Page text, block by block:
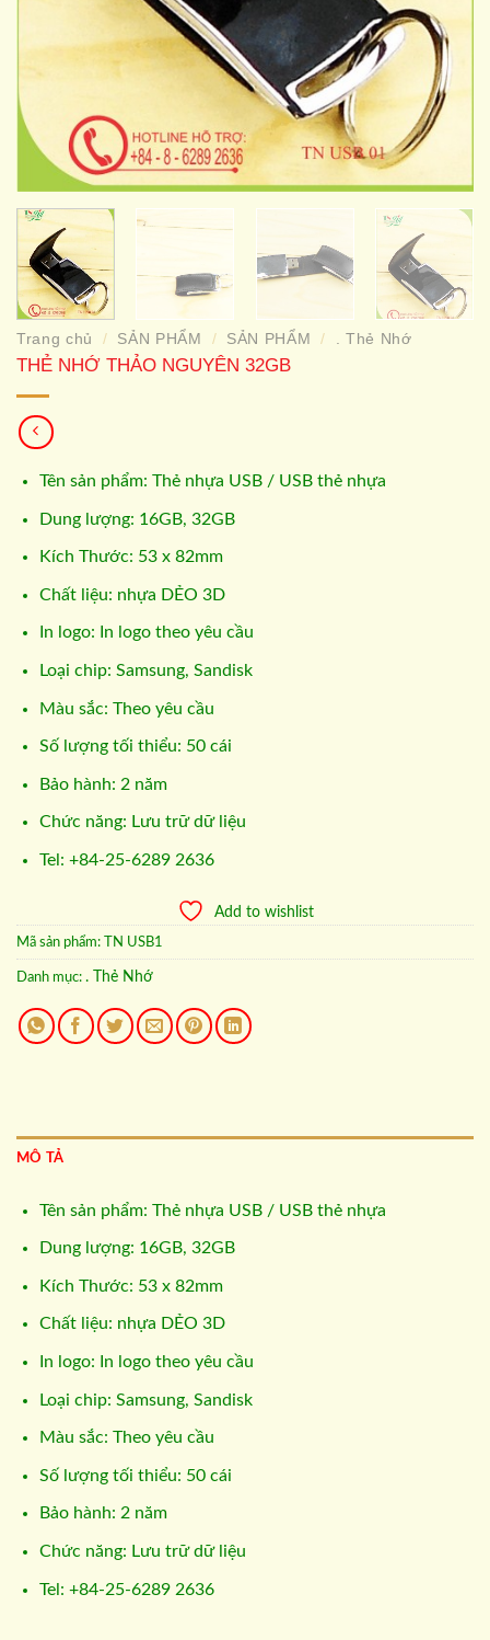
Trang chủ / SẢN PHẨM / SẢN PHẨM / . Thẻ Nhớ
THẺ NHỚ THẢO NGUYÊN 32GB
Tên sản phẩm: Thẻ nhựa USB / USB thẻ nhựa
Dung lượng: 16GB, 32GB
Kích Thước: 53 x 82mm
Chất liệu: nhựa DẺO 3D
In logo: In logo theo yêu cầu
Loại chip: Samsung, Sandisk
Màu sắc: Theo yêu cầu
Số lượng tối thiểu: 50 cái
Bảo hành: 2 năm
Chức năng: Lưu trữ dữ liệu
Tel: +84-25-6289 2636
Add to wishlist
Mã sản phẩm: TN USB1
Danh mục: . Thẻ Nhớ
MÔ TẢ
Tên sản phẩm: Thẻ nhựa USB / USB thẻ nhựa
Dung lượng: 16GB, 32GB
Kích Thước: 53 x 82mm
Chất liệu: nhựa DẺO 3D
In logo: In logo theo yêu cầu
Loại chip: Samsung, Sandisk
Màu sắc: Theo yêu cầu
Số lượng tối thiểu: 50 cái
Bảo hành: 2 năm
Chức năng: Lưu trữ dữ liệu
Tel: +84-25-6289 2636